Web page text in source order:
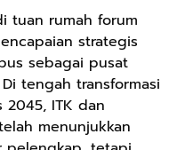
tuan rumah forum
strategis
sebagai pusat
tengah transformasi
2045, ITK dan
menunjukkan